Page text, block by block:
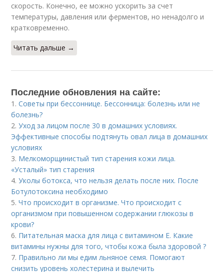
скорость. Конечно, ее можно ускорить за счет
температуры, давления или ферментов, но ненадолго и
кратковременно.
Читать дальше →
Последние обновления на сайте:
1.Советы при бессоннице. Бессонница: болезнь или не
болезнь?
2.Уход за лицом после 30 в домашних условиях.
Эффективные способы подтянуть овал лица в домашних
условиях
3. Мелкоморщинистый тип старения кожи лица.
«Усталый» тип старения
4.Уколы ботокса, что нельзя делать после них. После
Ботулотоксина необходимо
5.Что происходит в организме. Что происходит с
организмом при повышенном содержании глюкозы в
крови?
6. Питательная маска для лица с витамином Е. Какие
витамины нужны для того, чтобы кожа была здоровой ?
7. Правильно ли мы едим льняное семя. Помогают
снизить уровень холестерина и вылечить